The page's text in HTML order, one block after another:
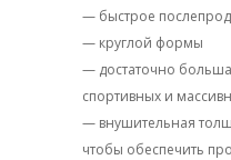
— быстрое
— круглой формы
— достаточно
спортивных и
— внушительная
чтобы обеспечить